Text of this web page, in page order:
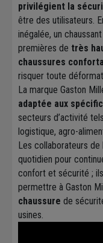
privilégient la
être des utilisateurs.
inégalée, un
premières de très
chaussures
risquer toute
La marque Gaston
adaptée aux
secteurs d’activité
logistique, agro-
Les collaborateurs de
quotidien pour
confort et sécurité ; ils
permettre à Gaston
chaussure de
usines.